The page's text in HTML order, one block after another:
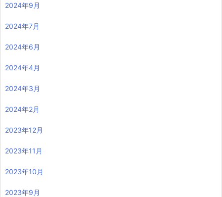
2024年9月
2024年7月
2024年6月
2024年4月
2024年3月
2024年2月
2023年12月
2023年11月
2023年10月
2023年9月